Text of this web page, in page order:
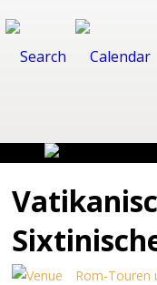
Rom-Touren